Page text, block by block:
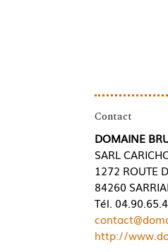
Contact
DOMAINE
SARL
1272 ROUTE
84260
Tél.
http://